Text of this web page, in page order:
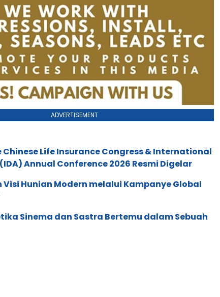
ADVERTISEMENT
Chinese Life Insurance Congress & International
Annual Conference 2026 Resmi Digelar
Visi Hunian Modern melalui Kampanye Global
Sinema dan Sastra Bertemu dalam Sebuah